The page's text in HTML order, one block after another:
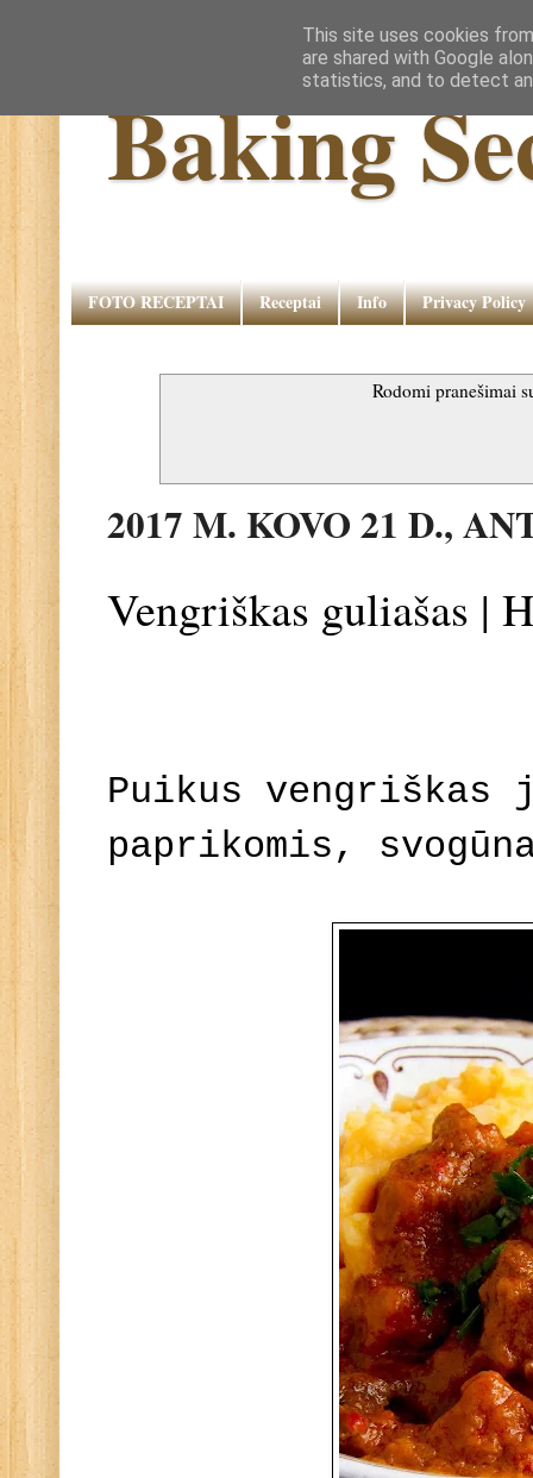
Baking
FOTO RECEPTAI Receptai Info Privacy Policy
Rodomi pranešimai
2017 M. KOVO 21 D.,
Vengriškas guliašas |
Puikus vengriškas
paprikomis,
This site uses cookies
are shared with Google
statistics, and to detect